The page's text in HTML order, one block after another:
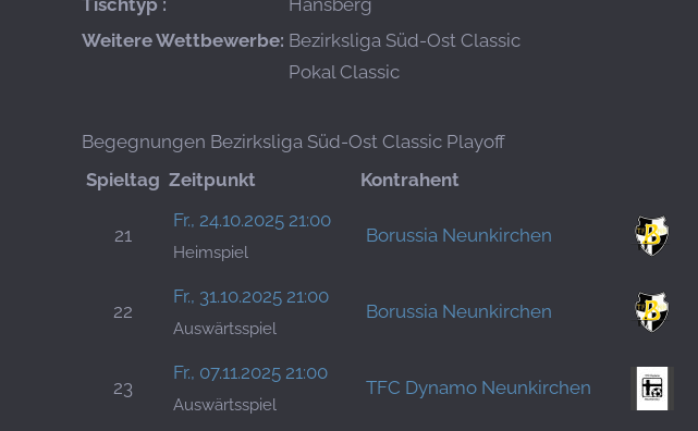
Weitere Wettbewerbe: Bezirksliga Süd-Ost Classic
Pokal Classic
Begegnungen Bezirksliga Süd-Ost Classic Playoff
Spieltag Zeitpunkt Kontrahent
21
Fr., 24.10.2025 21:00
Heimspiel
Borussia Neunkirchen
22
Fr., 31.10.2025 21:00
Auswärtsspiel
Borussia Neunkirchen
23
Fr., 07.11.2025 21:00
Auswärtsspiel
TFC Dynamo Neunkirchen